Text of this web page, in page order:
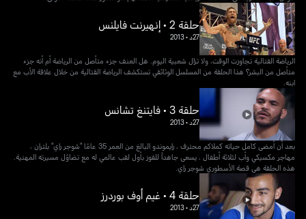
حلقة 2 • إنهيرنت فايلنس
27د •
2013
الرياضة القتالية تجاوزت الوقت، ولا تزال شعبية اليوم. هل العنف جزء متأصل من الرياضة أم أنه جزء
متأصل من البشر؟ هذا الحلقة من المسلسل الوثائقي تستكشف الرياضة القتالية من خلال علاقة الأب مع
ابنه.
حلقة 3 • فايتنغ تشانس
27د •
2013
بعد أن أمضى كامل حياته كملاكم محترف ، رايموندو البالغ من العمر 35 عامًا "شوجر راي" بلتران ،
مهاجر مكسيكي وأب لثلاثة أطفال ، يسعى جاهداً للفوز بأول لقب عالمي له مع تضاؤل مسيرته المهنية.
هذه الحلقة هي قصة الأسطوري شوجر راي.
حلقة 4 • غيم أوف بوردرز
27د •
2013